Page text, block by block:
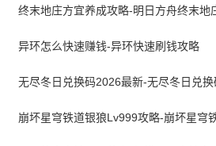
异环怎么快速赚钱-异环快速刷钱攻略
无尽冬日兑换码2026最新-无尽冬日兑